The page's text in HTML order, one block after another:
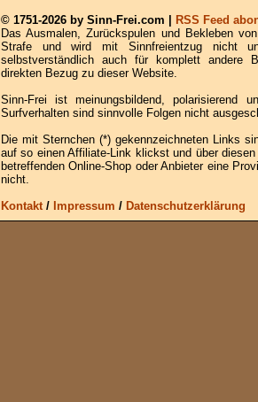
© 1751-2026 by Sinn-Frei.com |
RSS Feed
Das Ausmalen, Zurückspulen und Bekleben
Strafe und wird mit Sinnfreientzug nicht
selbstverständlich auch für komplett andere
direkten Bezug zu dieser Website.
Sinn-Frei ist meinungsbildend, polarisierend
Surfverhalten sind sinnvolle Folgen nicht
Die mit Sternchen (*) gekennzeichneten Links
auf so einen Affiliate-Link klickst und über
betreffenden Online-Shop oder Anbieter eine
nicht.
Kontakt/ Impressum / Datenschutzerklärung